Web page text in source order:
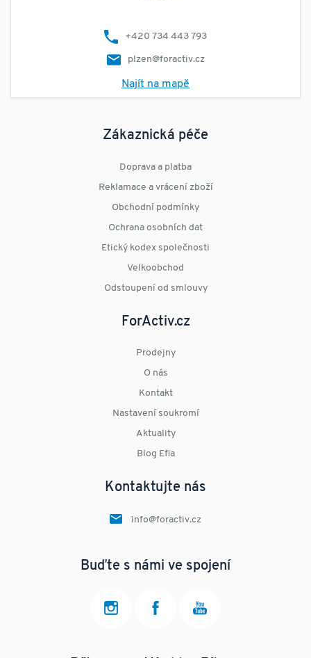
+420 734 443 793
plzen@foractiv.cz
Najít na mapě
Zákaznická péče
Doprava a platba
Reklamace a vrácení zboží
Obchodní podmínky
Ochrana osobních dat
Etický kodex společnosti
Velkoobchod
Odstoupení od smlouvy
ForActiv.cz
Prodejny
O nás
Kontakt
Nastavení soukromí
Aktuality
Blog Efia
Kontaktujte nás
info@foractiv.cz
Buďte s námi ve spojení